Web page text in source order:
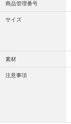
商品管理番号
サイズ
素材
注意事項